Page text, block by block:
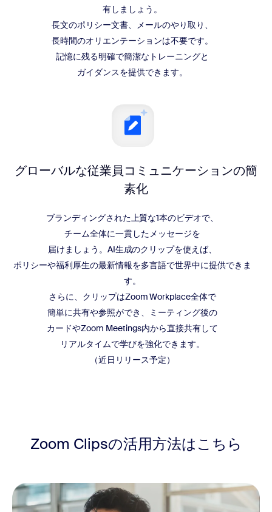
有しましょう。
長文のポリシー文書、メールのやり取り、
長時間のオリエンテーションは不要です。
記憶に残る明確で簡潔なトレーニングと
ガイダンスを提供できます。
グローバルな従業員 コミュニケーションの簡
素化
ブランディングされた上質な1本のビデオで、
チーム全体に一貫したメッセージを
届けましょう。AI生成のクリップを使えば、
ポリシーや福利厚生の最新情報を多言語で世界中に提供できま
す。
さらに、クリップはZoom Workplace全体で
簡単に共有や参照ができ、ミーティング後の
カードやZoom Meetings内から直接共有して
リアルタイムで学びを強化できます。
（近日リリース予定）
Zoom Clipsの活用方法はこちら